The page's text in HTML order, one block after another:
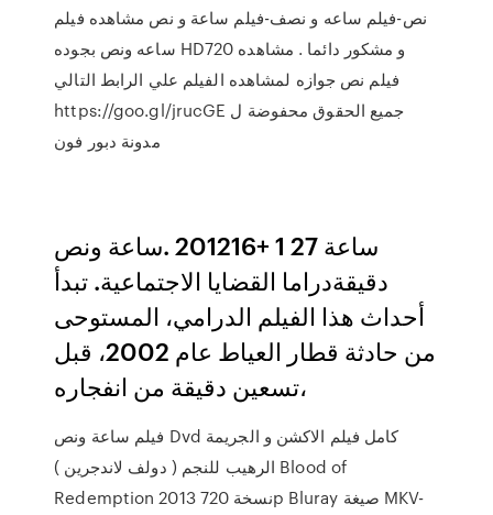
نص-فيلم ساعه و نصف-فيلم ساعة و نص مشاهده فيلم
ساعه ونص بجوده HD720 و مشكور دائما . مشاهده
فيلم نص جوازه لمشاهده الفيلم علي الرابط التالي
https://goo.gl/jrucGE جميع الحقوق محفوضة ل
مدونة دبور فون
دقيقةدراما القضايا الاجتماعية. تبدأ
أحداث هذا الفيلم الدرامي، المستوحى
من حادثة قطار العياط عام 2002، قبل
تسعين دقيقة من انفجاره،
فيلم ساعة ونص Dvd كامل فيلم الاكشن و الجريمة
الرهيب للنجم ( دولف لاندجرين ) Blood of
Redemption 2013 نسخة 720p Bluray صيغة MKV-